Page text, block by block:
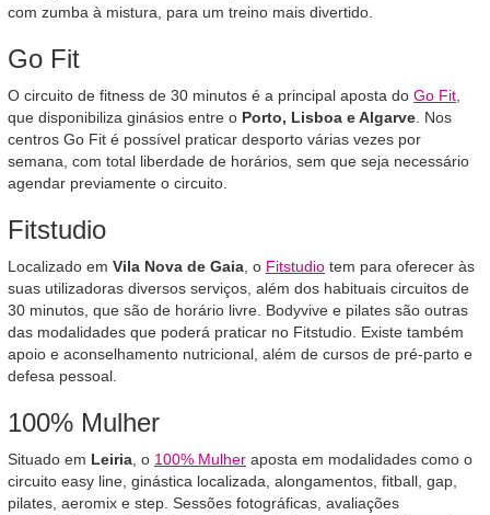
com zumba à mistura, para um treino mais divertido.
Go Fit
O circuito de fitness de 30 minutos é a principal aposta do Go Fit
que disponibiliza ginásios entre o Porto, Lisboa e Algarve . Nos
centros Go Fit é possível praticar desporto várias vezes por
semana, com total liberdade de horários, sem que seja necessário
agendar previamente o circuito.
Fitstudio
Localizado em Vila Nova de Gaia , o Fitstudio tem para oferecer às
suas utilizadoras diversos serviços, além dos habituais circuitos de
30 minutos, que são de horário livre. Bodyvive e pilates são outras
das modalidades que poderá praticar no Fitstudio. Existe também
apoio e aconselhamento nutricional, além de cursos de pré-parto e
defesa pessoal.
100% Mulher
Situado em Leiria , o 100% Mulher aposta em modalidades como o
circuito easy line, ginástica localizada, alongamentos, fitball, gap,
pilates, aeromix e step. Sessões fotográficas, avaliações